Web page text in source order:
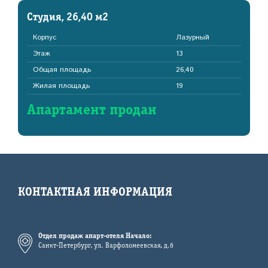
Студия, 26,40 м2
Корпус
Лазурный
Этаж
13
Общая площадь
26,40
Жилая площадь
19
Апартамент продан
КОНТАКТНАЯ ИНФОРМАЦИЯ
Отдел продаж апарт-отеля Начало:
Санкт-Петербург, ул. Варфоломеевская, д.6